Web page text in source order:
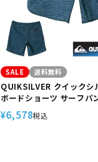
SALE 送料無料
QUIKSILVER クイックシ
ボードショーツ サーフパ
ーフショーツ サーフィン
撥水 ストレッチ 18インチ
¥6,578税込